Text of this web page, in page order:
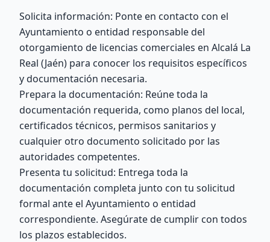
Solicita información: Ponte en contacto con el
Ayuntamiento o entidad responsable del
otorgamiento de licencias comerciales en Alcalá La
Real (Jaén) para conocer los requisitos específicos
y documentación necesaria.
Prepara la documentación: Reúne toda la
documentación requerida, como planos del local,
certificados técnicos, permisos sanitarios y
cualquier otro documento solicitado por las
autoridades competentes.
Presenta tu solicitud: Entrega toda la
documentación completa junto con tu solicitud
formal ante el Ayuntamiento o entidad
correspondiente. Asegúrate de cumplir con todos
los plazos establecidos.